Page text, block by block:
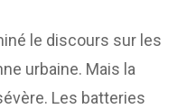
le discours sur les
urbaine. Mais la
Les batteries